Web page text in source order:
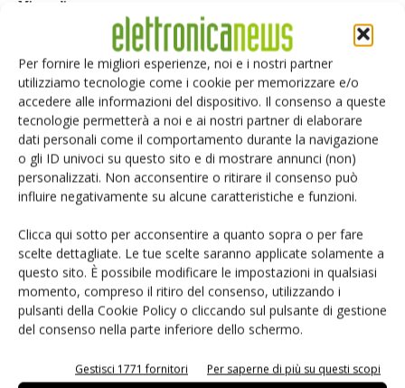
Per fornire le migliori esperienze, noi e i nostri partner
utilizziamo tecnologie come i cookie per memorizzare e/o
accedere alle informazioni del dispositivo. Il consenso a queste
tecnologie permetterà a noi e ai nostri partner di elaborare
dati personali come il comportamento durante la navigazione
o gli ID univoci su questo sito e di mostrare annunci (non)
personalizzati. Non acconsentire o ritirare il consenso può
influire negativamente su alcune caratteristiche e funzioni.
Clicca qui sotto per acconsentire a quanto sopra o per fare
scelte dettagliate. Le tue scelte saranno applicate solamente a
questo sito. È possibile modificare le impostazioni in qualsiasi
momento, compreso il ritiro del consenso, utilizzando i
pulsanti della Cookie Policy o cliccando sul pulsante di gestione
del consenso nella parte inferiore dello schermo.
Gestisci 1771 fornitori Per saperne di più su questi scopi
Misure di potenza
Attenzione al carico!
Analizzare gli alimentatori con l'oscilloscopio
Simulare l'impianto elettrico con un analizzatore di alimentazione Dc
Intelligenza per le misure di potenza
Misure accurate di consumo energetico
Facebook Twitter
ARTICOLI CORRELATI ALTRO DALL'AUTORE
L’evoluzione dei componenti